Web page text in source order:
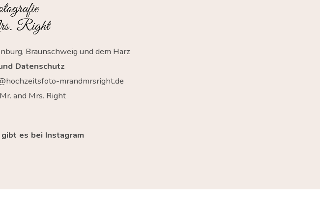
Braunschweig und dem Harz
Datenschutz
mrandmrsright.de
and Mrs. Right
es bei Instagram